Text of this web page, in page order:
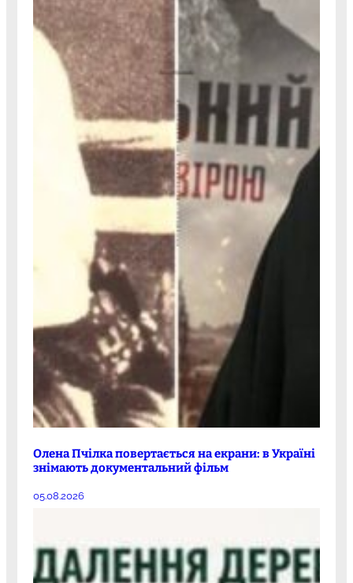
Олена Пчілка повертається на екрани: в Україні
знімають документальний фільм
05.08.2026